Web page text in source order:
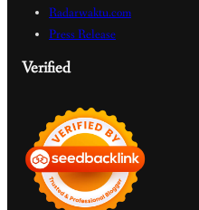
Radarwaktu.com
Press Release
Verified